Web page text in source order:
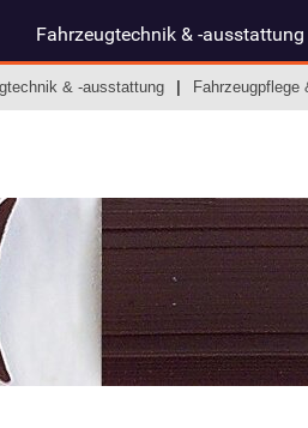
Fahrzeugtechnik & -ausstattung
& -ausstattung Fahrzeugpflege